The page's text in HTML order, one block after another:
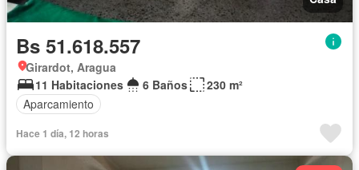
Bs 51.618.557
Girardot, Aragua
11 Habitaciones
6 Baños
230 m²
Aparcamiento
Hace 1 día, 12 horas